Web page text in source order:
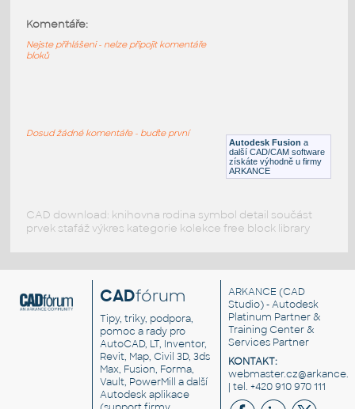
F3D Potrubí
Autodesk Fusion a
další CAD/CAM software
získáte výhodně u firmy
ARKANCE
Komentáře:
Nejste přihlášeni - nelze připojit komentáře
bloků
Dosud žádné komentáře - buďte první
CAD download: knihovna rodina symbol detail součást
prvek stafáž výkres kategorie kolekce free block library
CADfórum
Tipy, triky, podpora,
pomoc a rady pro
AutoCAD, LT, Inventor,
Revit, Map, Civil 3D, 3ds
Max, Fusion, Forma,
Vault, PowerMill a další
Autodesk aplikace
ARKANCE (CAD
Studio) - Autodesk
Platinum Partner &
Training Center &
Services Partner
KONTAKT:
| tel. +420 910 970 111